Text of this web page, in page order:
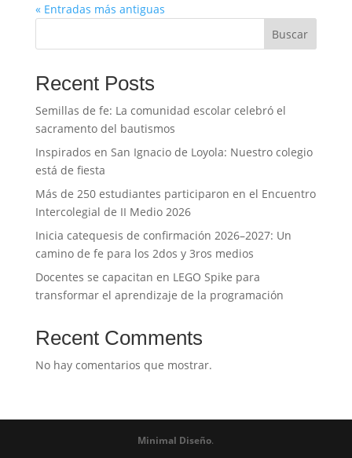
« Entradas más antiguas
Buscar
Recent Posts
Semillas de fe: La comunidad escolar celebró el
sacramento del bautismos
Inspirados en San Ignacio de Loyola: Nuestro colegio
está de fiesta
Más de 250 estudiantes participaron en el Encuentro
Intercolegial de II Medio 2026
Inicia catequesis de confirmación 2026–2027: Un
camino de fe para los 2dos y 3ros medios
Docentes se capacitan en LEGO Spike para
transformar el aprendizaje de la programación
Recent Comments
No hay comentarios que mostrar.
Minimal Diseño.